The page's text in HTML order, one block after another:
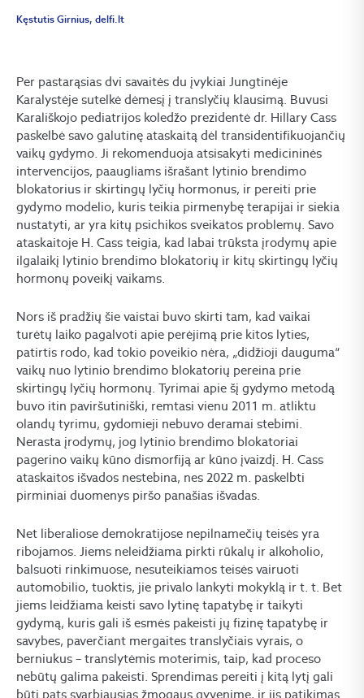
Kęstutis Girnius, delfi.lt
Per pastarąsias dvi savaitės du įvykiai Jungtinėje
Karalystėje sutelkė dėmesį į translyčių klausimą. Buvusi
Karališkojo pediatrijos koledžo prezidentė dr. Hillary Cass
paskelbė savo galutinę ataskaitą dėl transidentifikuojančių
vaikų gydymo. Ji rekomenduoja atsisakyti medicininės
intervencijos, paaugliams išrašant lytinio brendimo
blokatorius ir skirtingų lyčių hormonus, ir pereiti prie
gydymo modelio, kuris teikia pirmenybę terapijai ir siekia
nustatyti, ar yra kitų psichikos sveikatos problemų. Savo
ataskaitoje H. Cass teigia, kad labai trūksta įrodymų apie
ilgalaikį lytinio brendimo blokatorių ir kitų skirtingų lyčių
hormonų poveikį vaikams.
Nors iš pradžių šie vaistai buvo skirti tam, kad vaikai
turėtų laiko pagalvoti apie perėjimą prie kitos lyties,
patirtis rodo, kad tokio poveikio nėra, „didžioji dauguma“
vaikų nuo lytinio brendimo blokatorių pereina prie
skirtingų lyčių hormonų. Tyrimai apie šį gydymo metodą
buvo itin paviršutiniški, remtasi vienu 2011 m. atliktu
olandų tyrimu, gydomieji nebuvo deramai stebimi.
Nerasta įrodymų, jog lytinio brendimo blokatoriai
pagerino vaikų kūno dismorfiją ar kūno įvaizdį. H. Cass
ataskaitos išvados nestebina, nes 2022 m. paskelbti
pirminiai duomenys piršo panašias išvadas.
Net liberaliose demokratijose nepilnamečių teisės yra
ribojamos. Jiems neleidžiama pirkti rūkalų ir alkoholio,
balsuoti rinkimuose, nesuteikiamos teisės vairuoti
automobilio, tuoktis, jie privalo lankyti mokyklą ir t. t. Bet
jiems leidžiama keisti savo lytinę tapatybę ir taikyti
gydymą, kuris gali iš esmės pakeisti jų fizinę tapatybę ir
savybes, paverčiant mergaites translyčiais vyrais, o
berniukus – translytėmis moterimis, taip, kad proceso
nebūtų galima pakeisti. Sprendimas pereiti į kitą lytį gali
būti pats svarbiausias žmogaus gyvenime, ir jis patikimas